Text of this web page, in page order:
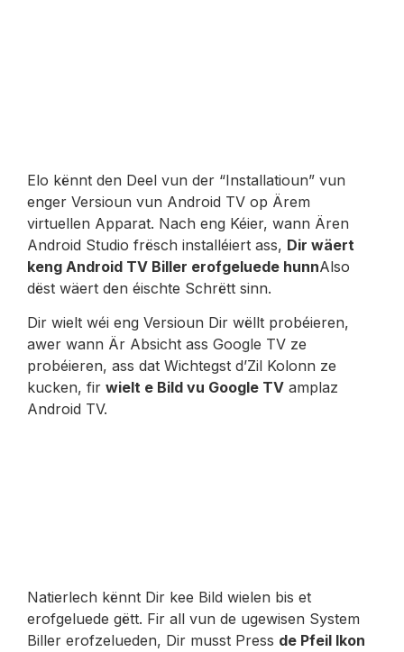
Elo kënnt den Deel vun der “Installatioun” vun
enger Versioun vun Android TV op Ärem
virtuellen Apparat. Nach eng Kéier, wann Ären
Android Studio frësch installéiert ass, Dir wäert
keng Android TV Biller erofgeluede hunnAlso
dëst wäert den éischte Schrëtt sinn.
Dir wielt wéi eng Versioun Dir wëllt probéieren,
awer wann Är Absicht ass Google TV ze
probéieren, ass dat Wichtegst d’Zil Kolonn ze
kucken, fir wielt e Bild vu Google TV amplaz
Android TV.
Natierlech kënnt Dir kee Bild wielen bis et
erofgeluede gëtt. Fir all vun de ugewisen System
Biller erofzelueden, Dir musst Press de Pfeil Ikon